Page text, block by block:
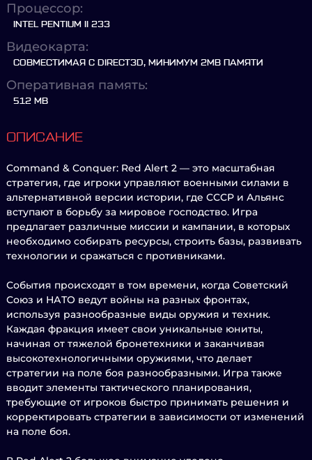
Процессор:
INTEL PENTIUM II 233
Видеокарта:
СОВМЕСТИМАЯ С DIRECT3D, МИНИМУМ 2MB ПАМЯТИ
Оперативная память:
512 MB
ОПИСАНИЕ
Command & Conquer: Red Alert 2 — это масштабная
стратегия, где игроки управляют военными силами в
альтернативной версии истории, где СССР и Альянс
вступают в борьбу за мировое господство. Игра
предлагает различные миссии и кампании, в которых
необходимо собирать ресурсы, строить базы, развивать
технологии и сражаться с противниками.
События происходят в том времени, когда Советский
Союз и НАТО ведут войны на разных фронтах,
используя разнообразные виды оружия и техник.
Каждая фракция имеет свои уникальные юниты,
начиная от тяжелой бронетехники и заканчивая
высокотехнологичными оружиями, что делает
стратегии на поле боя разнообразными. Игра также
вводит элементы тактического планирования,
требующие от игроков быстро принимать решения и
корректировать стратегии в зависимости от изменений
на поле боя.